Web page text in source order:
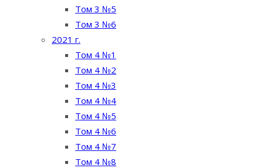
Том 3 №5
Том 3 №6
2021 г.
Том 4 №1
Том 4 №2
Том 4 №3
Том 4 №4
Том 4 №5
Том 4 №6
Том 4 №7
Том 4 №8